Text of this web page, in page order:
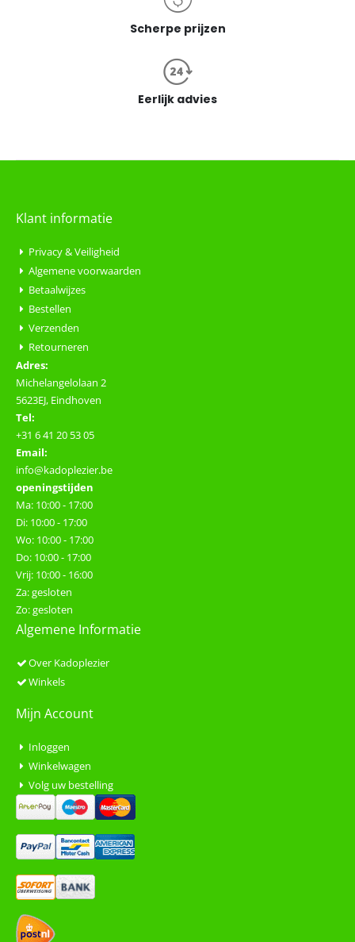
Scherpe prijzen
Eerlijk advies
Klant informatie
Privacy & Veiligheid
Algemene voorwaarden
Betaalwijzes
Bestellen
Verzenden
Retourneren
Adres:
Michelangelolaan 2
5623EJ, Eindhoven
Tel:
+31 6 41 20 53 05
Email:
info@kadoplezier.be
openingstijden
Ma: 10:00 - 17:00
Di: 10:00 - 17:00
Wo: 10:00 - 17:00
Do: 10:00 - 17:00
Vrij: 10:00 - 16:00
Za: gesloten
Zo: gesloten
Algemene Informatie
Over Kadoplezier
Winkels
Mijn Account
Inloggen
Winkelwagen
Volg uw bestelling